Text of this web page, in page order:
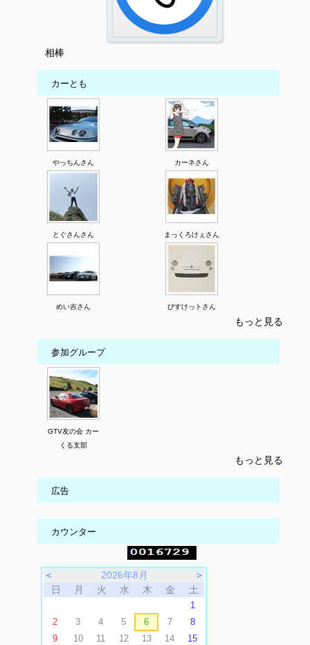
相棒
カーとも
やっちんさん カーネさん
とぐさんさん まっくろけぇさん
めい吉さん びすけっトさん
もっと見る
参加グループ
GTV友の会 カー
くる支部
もっと見る
広告
カウンター
＜ 2026年8月
＞
日
月 火 水 木 金 土
1
2
3 4 5 6 7
8
9
10 11 12 13 14
15